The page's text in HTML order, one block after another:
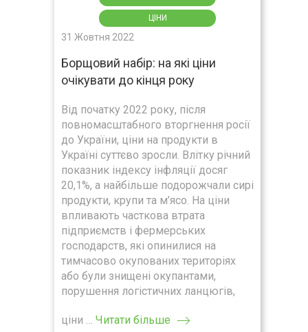
ЦІНИ
31 Жовтня 2022
Борщовий набір: на які ціни
очікувати до кінця року
Від початку 2022 року, після
повномасштабного вторгнення росії
до України, ціни на продукти в
Україні суттєво зросли. Влітку річний
показник індексу інфляції досяг
20,1%, а найбільше подорожчали сирі
продукти, крупи та м’ясо. На ціни
впливають часткова втрата
підприємств і фермерських
господарств, які опинилися на
тимчасово окупованих територіях
або були знищені окупантами,
порушення логістичних ланцюгів,
ціни … Читати більше